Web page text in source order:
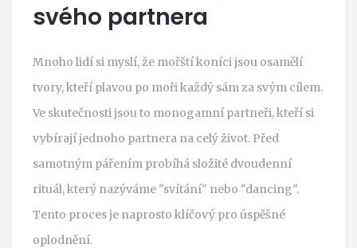
svého partnera
Mnoho lidí si myslí, že mořští koníci jsou osamělí
tvory, kteří plavou po moři každý sám za svým cílem.
Ve skutečnosti jsou to monogamní partneři, kteří si
vybírají jednoho partnera na celý život. Před
samotným pářením probíhá složité dvoudenní
rituál, který nazýváme "svítání" nebo "dancing".
Tento proces je naprosto klíčový pro úspěšné
oplodnění.